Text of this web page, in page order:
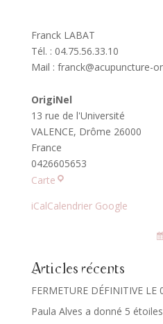
Franck LABAT
Tél. : 04.75.56.33.10
Mail : franck@acupuncture-
OrigiNel
13 rue de l'Université
VALENCE, Drôme 26000
France
0426605653
CarteOrigiNel
iCalCalendrier Google
Articles récents
FERMETURE DÉFINITIVE
Paula Alves a donné 5